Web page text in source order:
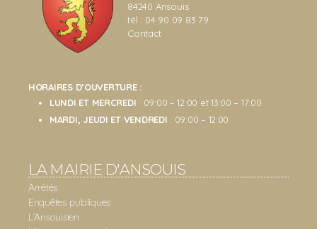
84240 Ansouis
tél : 04 90 09 83 79
Contact
HORAIRES D’OUVERTURE :
LUNDI ET MERCREDI : 09:00 – 12:00 et 13:00 – 17:00
MARDI, JEUDI ET VENDREDI : 09:00 – 12:00
LA MAIRIE D'ANSOUIS
Arrêtés
Enquêtes publiques
L’Ansouisien